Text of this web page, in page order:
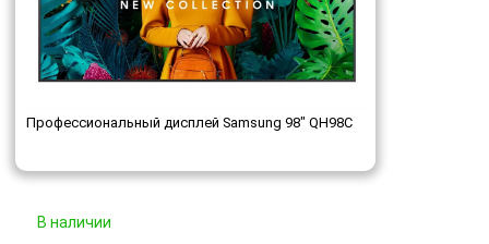
Профессиональный дисплей Samsung 98" QH98C
В наличии